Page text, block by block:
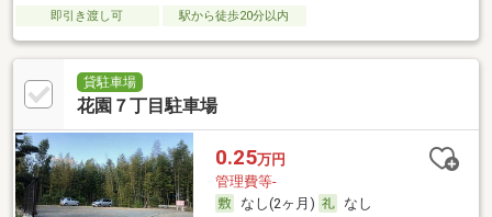
即引き渡し可 駅から徒歩20分以内
貸駐車場
花園７丁目駐車場
0.25万円
管理費等-
なし(2ヶ月)
なし